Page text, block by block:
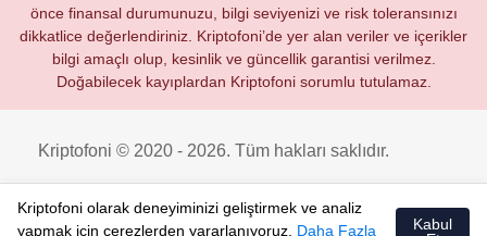
önce finansal durumunuzu, bilgi seviyenizi ve risk toleransınızı
dikkatlice değerlendiriniz. Kriptofoni’de yer alan veriler ve içerikler
bilgi amaçlı olup, kesinlik ve güncellik garantisi verilmez.
Doğabilecek kayıplardan Kriptofoni sorumlu tutulamaz.
Kriptofoni © 2020 - 2026. Tüm hakları saklıdır.
Kriptofoni olarak deneyiminizi geliştirmek ve analiz
yapmak için çerezlerden yararlanıyoruz. Daha Fazla
Kabul